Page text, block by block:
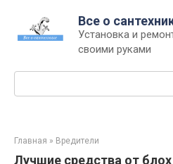
контенту
Все о
Установка и
своими руками
Главная » Вредители
Лучшие средства от